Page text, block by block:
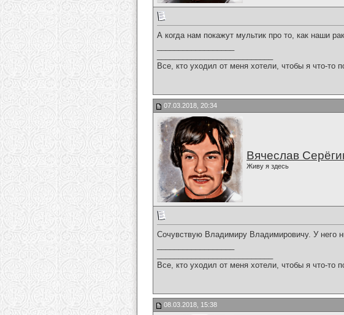
А когда нам покажут мультик про то, как наши
Все, кто уходил от меня хотели, чтобы я что-то
07.03.2018, 20:34
Вячеслав
Живу я здесь
Сочувствую Владимиру Владимировичу. У него
Все, кто уходил от меня хотели, чтобы я что-то
08.03.2018, 15:38